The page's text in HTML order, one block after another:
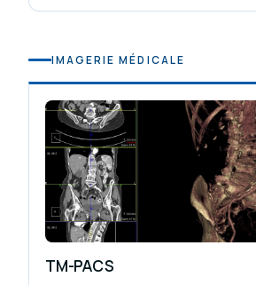
IMAGERIE MÉDICALE
TM-PACS